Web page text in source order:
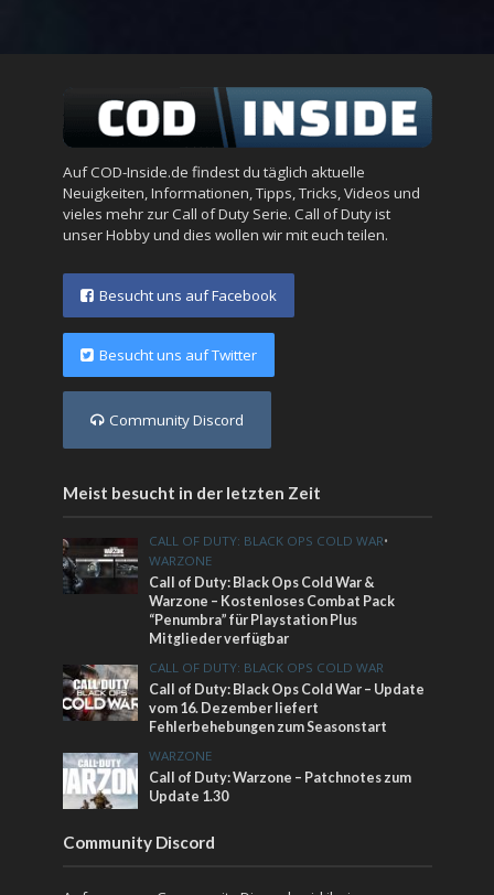
Auf COD-Inside.de findest du täglich aktuelle
Neuigkeiten, Informationen, Tipps, Tricks, Videos und
vieles mehr zur Call of Duty Serie. Call of Duty ist
unser Hobby und dies wollen wir mit euch teilen.
Besucht uns auf Facebook
Besucht uns auf Twitter
Community Discord
Meist besucht in der letzten Zeit
CALL OF DUTY: BLACK OPS COLD WAR•
WARZONE
Call of Duty: Black Ops Cold War &
Warzone – Kostenloses Combat Pack
“Penumbra” für Playstation Plus
Mitglieder verfügbar
CALL OF DUTY: BLACK OPS COLD WAR
Call of Duty: Black Ops Cold War – Update
vom 16. Dezember liefert
Fehlerbehebungen zum Seasonstart
WARZONE
Call of Duty: Warzone – Patchnotes zum
Update 1.30
Community Discord